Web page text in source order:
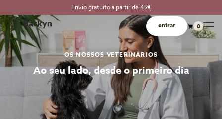
Envio gratuito a partir de 49€
entrar 0
OS NOSSOS VETERINÁRIOS
Ao seu lado, desde o primeiro dia